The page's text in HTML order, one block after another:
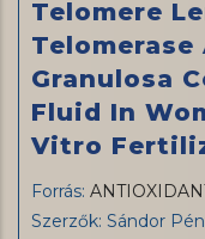
Telomere
Granulosa
Fluid In
Vitro
Forrás:
Szerzők: Sándor